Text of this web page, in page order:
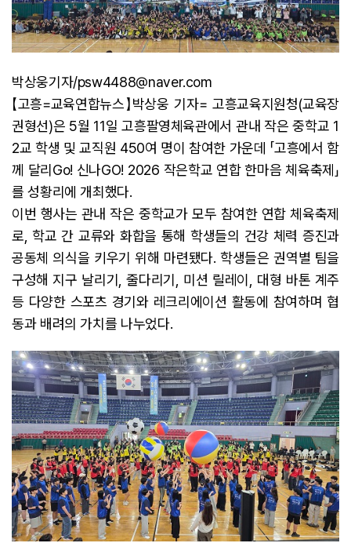
박상웅기자/psw4488@naver.com
【고흥=교육연합뉴스】박상웅 기자= 고흥교육지원청(교육장
권형선)은 5월 11일 고흥팔영체육관에서 관내 작은 중학교 1
2교 학생 및 교직원 450여 명이 참여한 가운데 「고흥에서 함
께 달리Go! 신나GO! 2026 작은학교 연합 한마음 체육축제」
를 성황리에 개최했다.
이번 행사는 관내 작은 중학교가 모두 참여한 연합 체육축제
로, 학교 간 교류와 화합을 통해 학생들의 건강 체력 증진과
공동체 의식을 키우기 위해 마련됐다. 학생들은 권역별 팀을
구성해 지구 날리기, 줄다리기, 미션 릴레이, 대형 바톤 계주
등 다양한 스포츠 경기와 레크리에이션 활동에 참여하며 협
동과 배려의 가치를 나누었다.